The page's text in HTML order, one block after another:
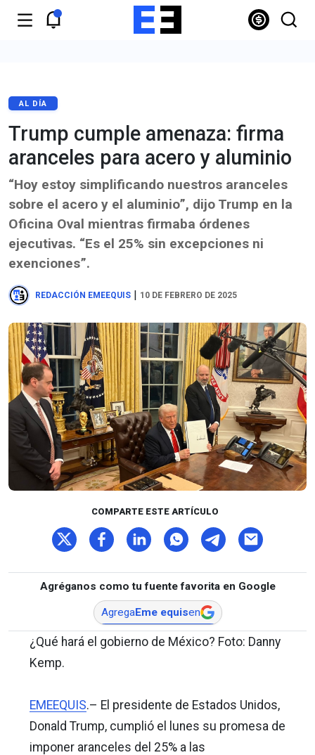
AL DÍA
Trump cumple amenaza: firma
aranceles para acero y aluminio
“Hoy estoy simplificando nuestros aranceles
sobre el acero y el aluminio”, dijo Trump en la
Oficina Oval mientras firmaba órdenes
ejecutivas. “Es el 25% sin excepciones ni
exenciones”.
REDACCIÓN EMEEQUIS | 10 DE FEBRERO DE 2025
COMPARTE ESTE ARTÍCULO
Agréganos como tu fuente favorita en Google
AgregaEme equisen
¿Qué hará el gobierno de México? Foto: Danny
Kemp.
EMEEQUIS.– El presidente de Estados Unidos,
Donald Trump, cumplió el lunes su promesa de
imponer aranceles del 25% a las